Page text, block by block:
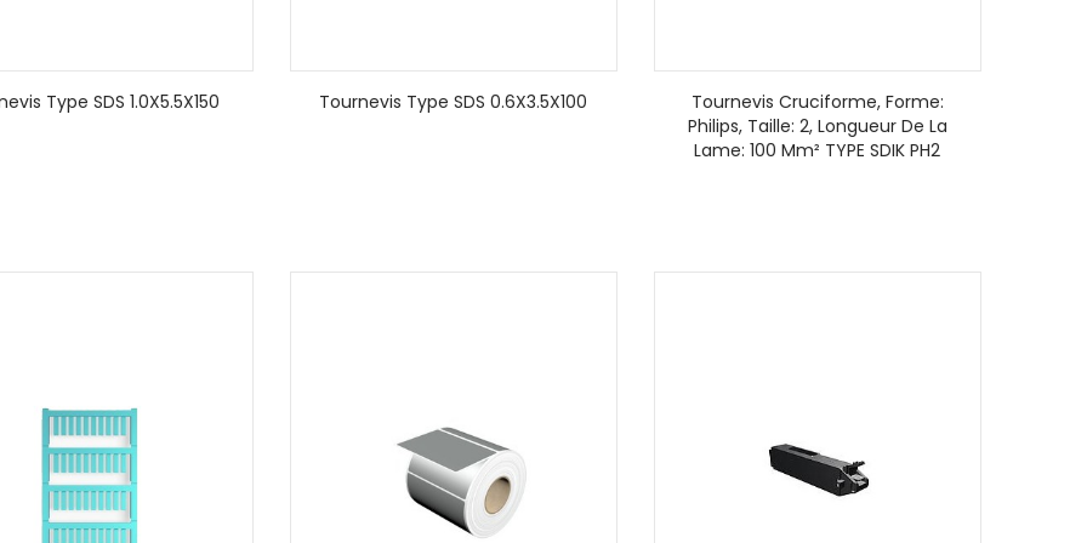
Type SDS 1.0X5.5X150 Tournevis Type SDS 0.6X3.5X100
Tournevis Cruciforme, Forme:
Philips, Taille: 2, Longueur De La
Lame: 100 Mm² TYPE SDIK PH2